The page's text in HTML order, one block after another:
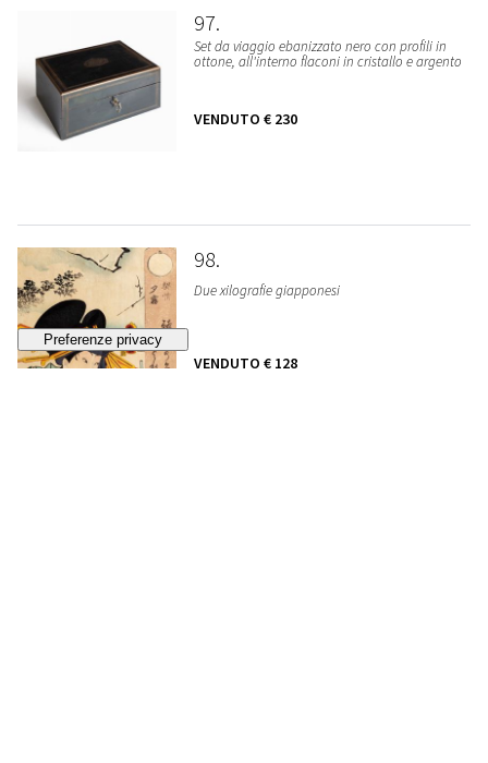
97
Set da viaggio ebanizzato nero con profili in
ottone, all'interno flaconi in cristallo e argento
VENDUTO € 230
98
Due xilografie giapponesi
VENDUTO € 128